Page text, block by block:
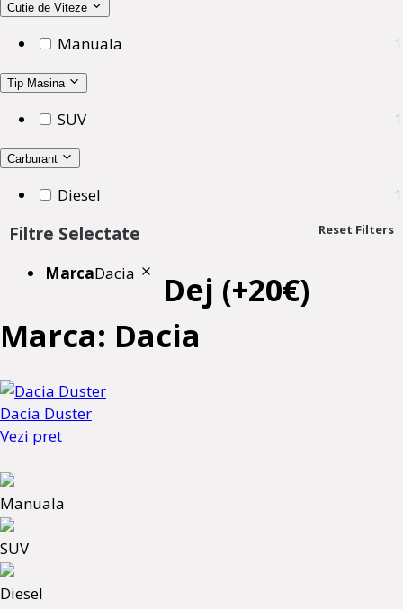
Cutie de Viteze
Manuala 1
Tip Masina
SUV 1
Carburant
Diesel 1
Filtre Selectate Reset Filters
MarcaDacia
Dej (+20€)
Marca: Dacia
Dacia Duster
Vezi pret
Manuala
SUV
Diesel